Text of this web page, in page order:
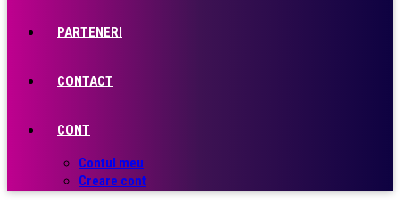
PARTENERI
CONTACT
CONT
Contul meu
Creare cont